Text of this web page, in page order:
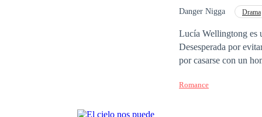
Danger Nigga Drama
Lucía Wellingtong es
Desesperada por
por casarse con un
Mientras Lucía
Romance